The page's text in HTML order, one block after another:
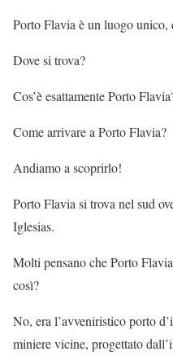
Porto Flavia è un luogo unico,
Dove si trova?
Cos’è esattamente Porto
Come arrivare a Porto Flavia?
Andiamo a scoprirlo!
Porto Flavia si trova nel sud
Iglesias.
Molti pensano che Porto Flavia
così?
No, era l’avveniristico porto
miniere vicine, progettato